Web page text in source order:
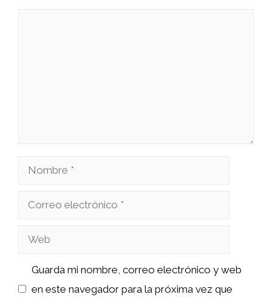
Nombre
Correo
Web
Guarda mi nombre, correo electrónico y web
en este navegador para la próxima vez que